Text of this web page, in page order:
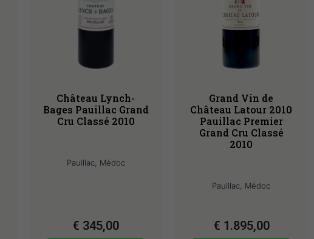
Château Lynch-
Bages Pauillac Grand
Cru Classé 2010
Pauillac, Médoc
€ 345,00
Grand Vin de
Château Latour 2010
Pauillac Premier
Grand Cru Classé
2010
Pauillac, Médoc
€ 1.895,00